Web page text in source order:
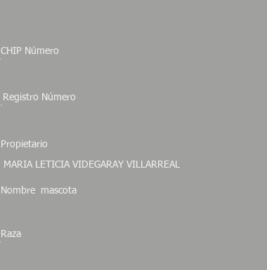
CHIP Número
Registro Número
Propietario
MARIA LETICIA VIDEGARAY VILLARREAL
Nombre mascota
Raza